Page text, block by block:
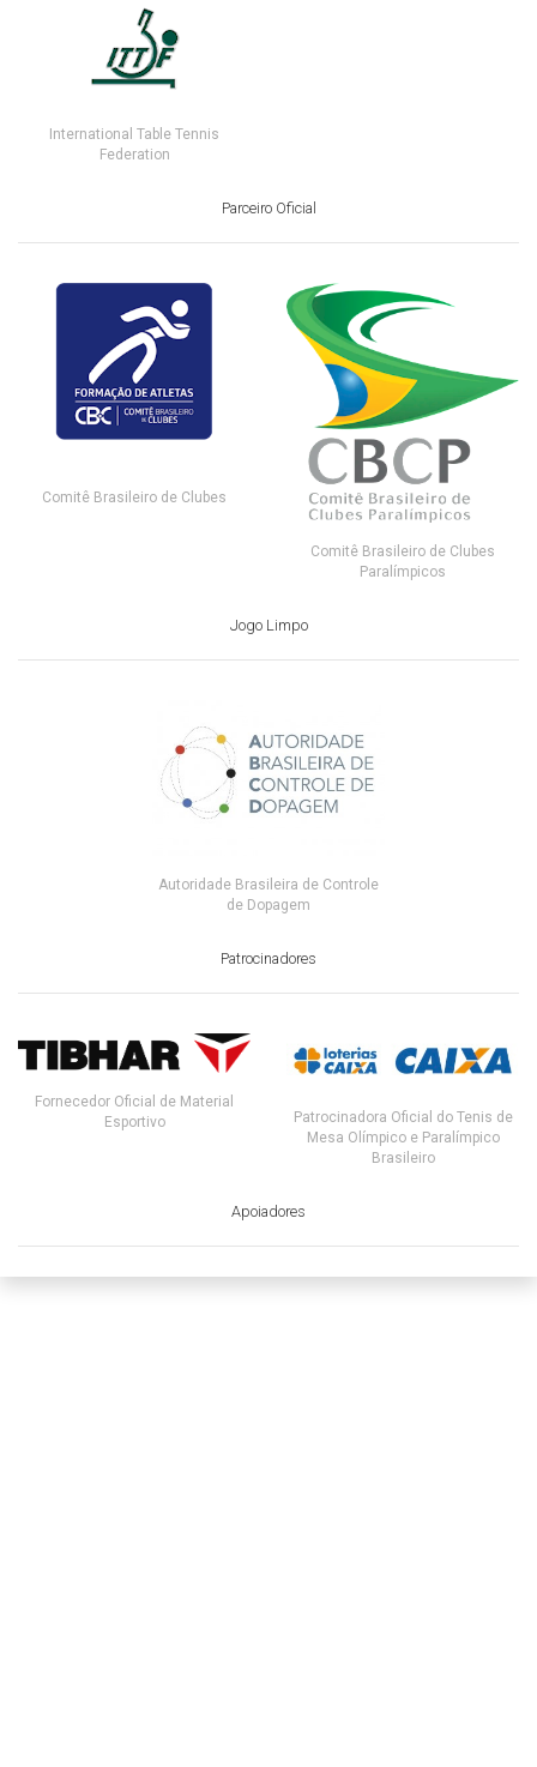
International Table Tennis
Federation
Parceiro Oficial
Comitê Brasileiro de Clubes
Comitê Brasileiro de Clubes
Paralímpicos
Jogo Limpo
Autoridade Brasileira de Controle
de Dopagem
Patrocinadores
Fornecedor Oficial de Material
Esportivo
Patrocinadora Oficial do Tenis de
Mesa Olímpico e Paralímpico
Brasileiro
Apoiadores